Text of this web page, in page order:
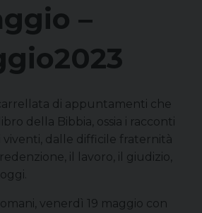
–
di appuntamenti che
della Bibbia, ossia i racconti
viventi, dalle difficile fraternità
il lavoro, il giudizio,
venerdì 19 maggio con